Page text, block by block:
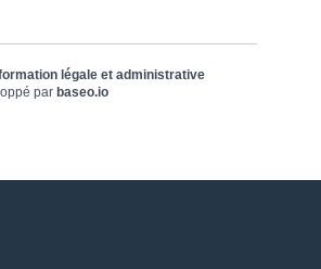
légale et administrative
par baseo.io